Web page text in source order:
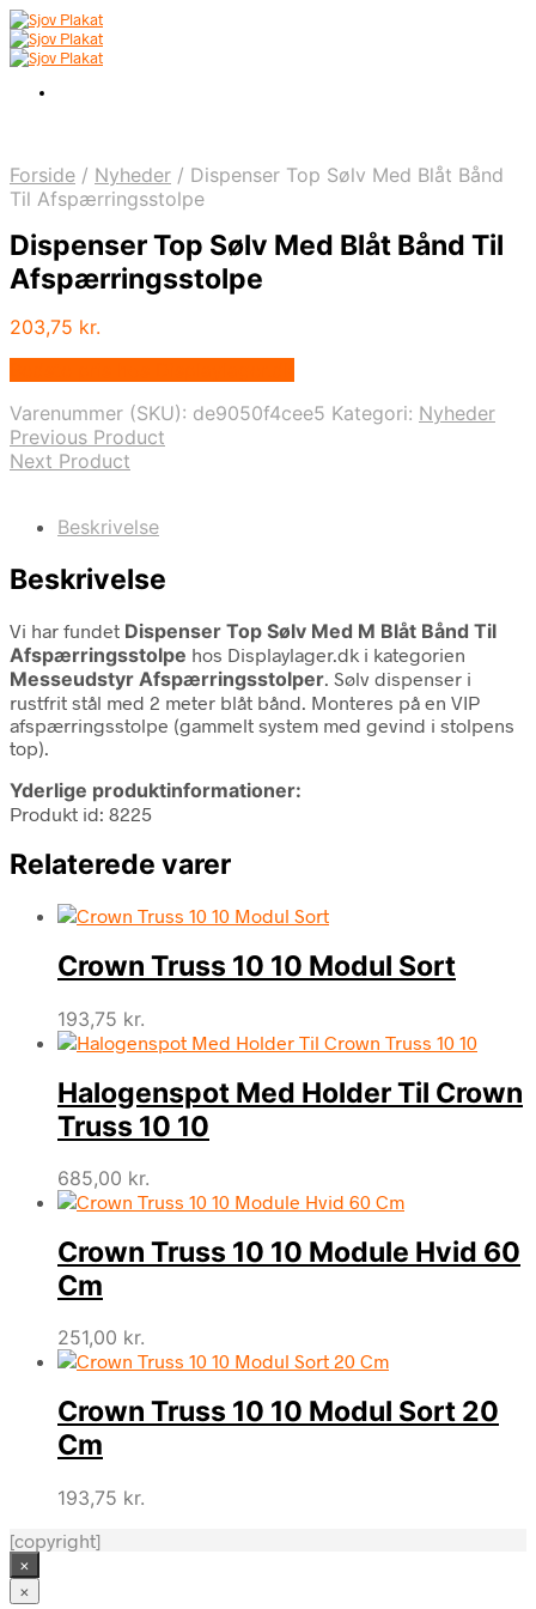
Forside / Nyheder / Dispenser Top Sølv Med Blåt Bånd
Til Afspærringsstolpe
Dispenser Top Sølv Med Blåt Bånd Til
Afspærringsstolpe
203,75 kr.
Varenummer (SKU): de9050f4cee5 Kategori: Nyheder
Previous Product
Next Product
Beskrivelse
Beskrivelse
Vi har fundet Dispenser Top Sølv Med M Blåt Bånd Til
Afspærringsstolpe hos Displaylager.dk i kategorien
Messeudstyr Afspærringsstolper. Sølv dispenser i
rustfrit stål med 2 meter blåt bånd. Monteres på en VIP
afspærringsstolpe (gammelt system med gevind i stolpens
top).
Yderlige produktinformationer:
Produkt id: 8225
Relaterede varer
Crown Truss 10 10 Modul Sort
193,75 kr.
Halogenspot Med Holder Til Crown
Truss 10 10
685,00 kr.
Crown Truss 10 10 Module Hvid 60
Cm
251,00 kr.
Crown Truss 10 10 Modul Sort 20
Cm
193,75 kr.
[copyright]
×
×